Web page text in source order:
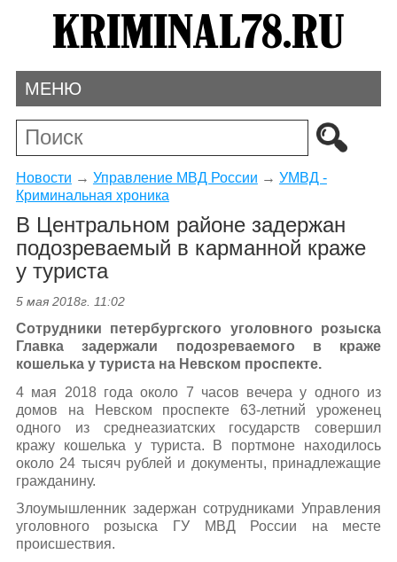
МЕНЮ
Новости → Управление МВД России → УМВД -
Криминальная хроника
В Центральном районе задержан
подозреваемый в карманной краже
у туриста
5 мая 2018г. 11:02
Сотрудники петербургского уголовного розыска
Главка задержали подозреваемого в краже
кошелька у туриста на Невском проспекте.
4 мая 2018 года около 7 часов вечера у одного из
домов на Невском проспекте 63-летний уроженец
одного из среднеазиатских государств совершил
кражу кошелька у туриста. В портмоне находилось
около 24 тысяч рублей и документы, принадлежащие
гражданину.
Злоумышленник задержан сотрудниками Управления
уголовного розыска ГУ МВД России на месте
происшествия.